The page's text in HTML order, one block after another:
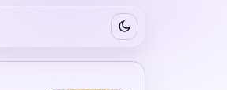
Switch to dark mode